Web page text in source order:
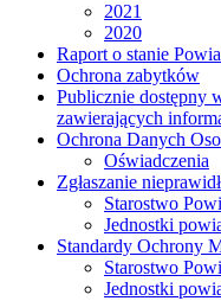
2021
2020
Raport o stanie
Ochrona zabytków
Publicznie dostępny
zawierających
Ochrona Danych
Oświadczenia
Zgłaszanie
Starostwo
Jednostki
Standardy Ochrony
Starostwo
Jednostki